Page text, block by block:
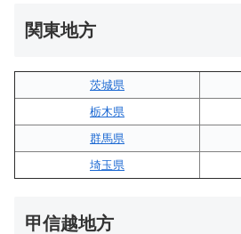
関東地方
茨城県
栃木県
群馬県
埼玉県
甲信越地方